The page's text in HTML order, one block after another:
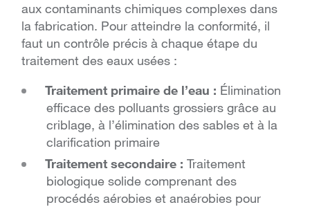
aux contaminants chimiques complexes dans
la fabrication. Pour atteindre la conformité, il
faut un contrôle précis à chaque étape du
traitement des eaux usées :
Traitement primaire de l’eau : Élimination
efficace des polluants grossiers grâce au
criblage, à l’élimination des sables et à la
clarification primaire
Traitement secondaire : Traitement
biologique solide comprenant des
procédés aérobies et anaérobies pour